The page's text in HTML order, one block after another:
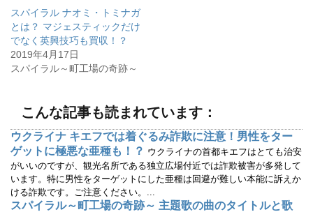
有
(
新
し
い
ウ
ィ
ン
き
ま
す
)
ク
リ
ッ
ク
し
て
く
だ
し
い
ウ
ィ
ン
ド
ウ
で
開
き
ま
す
スパイラル ナオミ・トミナガ
とは？ マジェスティックだけ
でなく英興技巧も買収！？
2019年4月17日
スパイラル～町工場の奇跡～
こんな記事も読まれています：
ウクライナ キエフでは着ぐるみ詐欺に注意！男性をター
ゲットに極悪な亜種も！？ ウクライナの首都キエフはとても治安
がいいのですが、観光名所である独立広場付近では詐欺被害が多発して
います。特に男性をターゲットにした亜種は回避が難しい本能に訴えか
ける詐欺です。ご注意ください。...
スパイラル～町工場の奇跡～ 主題歌の曲のタイトルと歌